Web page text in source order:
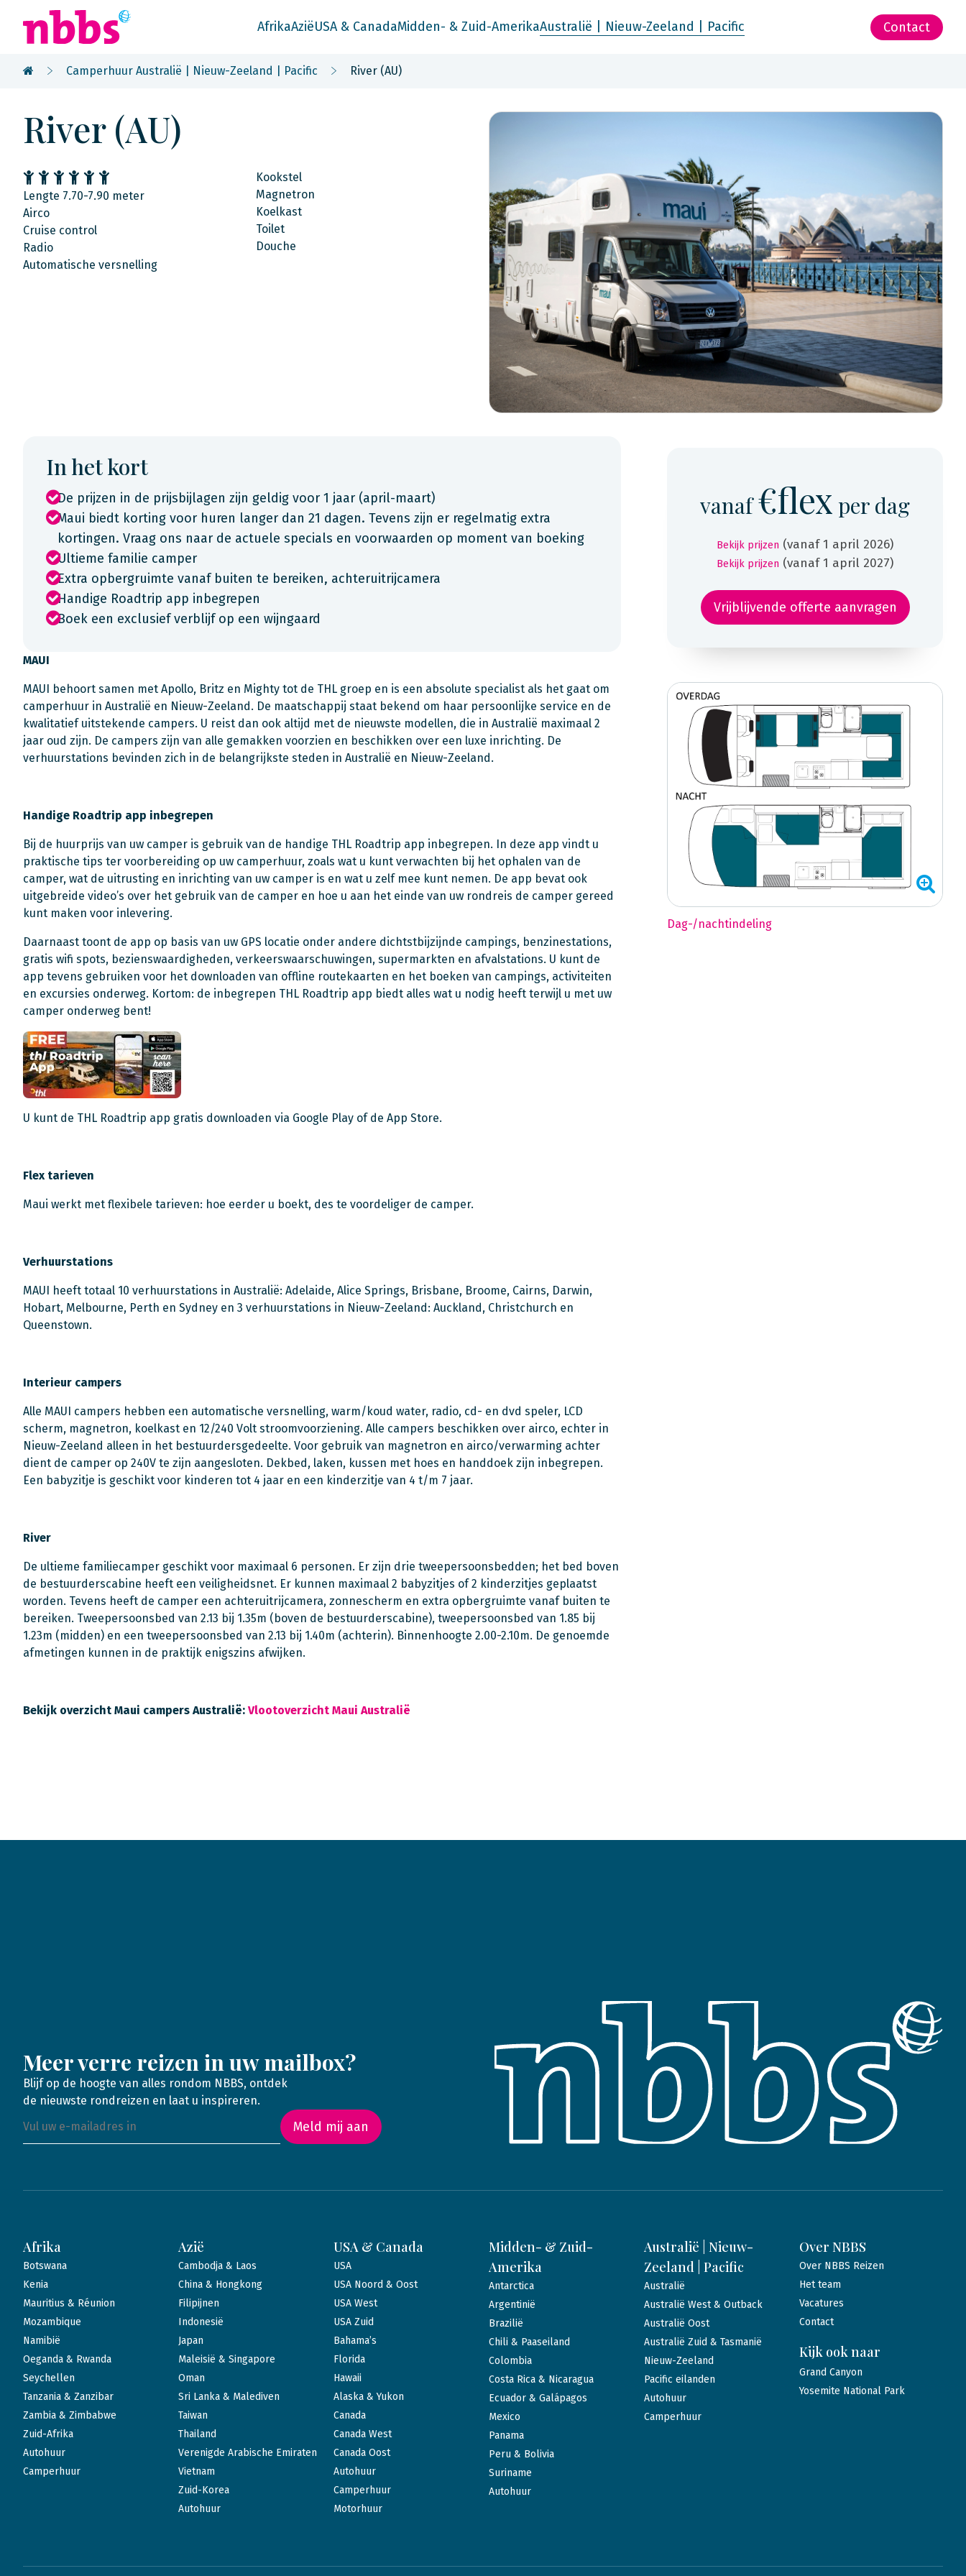
AfrikaAziëUSA & CanadaMidden- & Zuid-AmerikaAustralië | Nieuw-Zeeland | Pacific Contact
Camperhuur Australië | Nieuw-Zeeland | Pacific River (AU)
River (AU)
Lengte 7.70-7.90 meter
Airco
Cruise control
Radio
Automatische versnelling
Kookstel
Magnetron
Koelkast
Toilet
Douche
In het kort
De prijzen in de prijsbijlagen zijn geldig voor 1 jaar (april-maart)
Maui biedt korting voor huren langer dan 21 dagen. Tevens zijn er regelmatig extra
kortingen. Vraag ons naar de actuele specials en voorwaarden op moment van boeking
Ultieme familie camper
Extra opbergruimte vanaf buiten te bereiken, achteruitrijcamera
Handige Roadtrip app inbegrepen
Boek een exclusief verblijf op een wijngaard
MAUI
MAUI behoort samen met Apollo, Britz en Mighty tot de THL groep en is een absolute specialist als het gaat om
camperhuur in Australië en Nieuw-Zeeland. De maatschappij staat bekend om haar persoonlijke service en de
kwalitatief uitstekende campers. U reist dan ook altijd met de nieuwste modellen, die in Australië maximaal 2
jaar oud zijn. De campers zijn van alle gemakken voorzien en beschikken over een luxe inrichting. De
verhuurstations bevinden zich in de belangrijkste steden in Australië en Nieuw-Zeeland.
Handige Roadtrip app inbegrepen
Bij de huurprijs van uw camper is gebruik van de handige THL Roadtrip app inbegrepen. In deze app vindt u
praktische tips ter voorbereiding op uw camperhuur, zoals wat u kunt verwachten bij het ophalen van de
camper, wat de uitrusting en inrichting van uw camper is en wat u zelf mee kunt nemen. De app bevat ook
uitgebreide video’s over het gebruik van de camper en hoe u aan het einde van uw rondreis de camper gereed
kunt maken voor inlevering.
Daarnaast toont de app op basis van uw GPS locatie onder andere dichtstbijzijnde campings, benzinestations,
gratis wifi spots, bezienswaardigheden, verkeerswaarschuwingen, supermarkten en afvalstations. U kunt de
app tevens gebruiken voor het downloaden van offline routekaarten en het boeken van campings, activiteiten
en excursies onderweg. Kortom: de inbegrepen THL Roadtrip app biedt alles wat u nodig heeft terwijl u met uw
camper onderweg bent!
U kunt de THL Roadtrip app gratis downloaden via Google Play of de App Store.
Flex tarieven
Maui werkt met flexibele tarieven: hoe eerder u boekt, des te voordeliger de camper.
Verhuurstations
MAUI heeft totaal 10 verhuurstations in Australië: Adelaide, Alice Springs, Brisbane, Broome, Cairns, Darwin,
Hobart, Melbourne, Perth en Sydney en 3 verhuurstations in Nieuw-Zeeland: Auckland, Christchurch en
Queenstown.
Interieur campers
Alle MAUI campers hebben een automatische versnelling, warm/koud water, radio, cd- en dvd speler, LCD
scherm, magnetron, koelkast en 12/240 Volt stroomvoorziening. Alle campers beschikken over airco, echter in
Nieuw-Zeeland alleen in het bestuurdersgedeelte. Voor gebruik van magnetron en airco/verwarming achter
dient de camper op 240V te zijn aangesloten. Dekbed, laken, kussen met hoes en handdoek zijn inbegrepen.
Een babyzitje is geschikt voor kinderen tot 4 jaar en een kinderzitje van 4 t/m 7 jaar.
River
De ultieme familiecamper geschikt voor maximaal 6 personen. Er zijn drie tweepersoonsbedden; het bed boven
de bestuurderscabine heeft een veiligheidsnet. Er kunnen maximaal 2 babyzitjes of 2 kinderzitjes geplaatst
worden. Tevens heeft de camper een achteruitrijcamera, zonnescherm en extra opbergruimte vanaf buiten te
bereiken. Tweepersoonsbed van 2.13 bij 1.35m (boven de bestuurderscabine), tweepersoonsbed van 1.85 bij
1.23m (midden) en een tweepersoonsbed van 2.13 bij 1.40m (achterin). Binnenhoogte 2.00-2.10m. De genoemde
afmetingen kunnen in de praktijk enigszins afwijken.
Bekijk overzicht Maui campers Australië: Vlootoverzicht Maui Australië
vanaf€flex per dag
Bekijk prijzen (vanaf 1 april 2026)
Bekijk prijzen (vanaf 1 april 2027)
Vrijblijvende offerte aanvragen
Dag-/nachtindeling
Meer verre reizen in uw mailbox?
Blijf op de hoogte van alles rondom NBBS, ontdek
de nieuwste rondreizen en laat u inspireren.
Meld mij aan
Afrika
Botswana
Kenia
Mauritius & Réunion
Mozambique
Namibië
Oeganda & Rwanda
Seychellen
Tanzania & Zanzibar
Zambia & Zimbabwe
Zuid-Afrika
Autohuur
Camperhuur
Azië
Cambodja & Laos
China & Hongkong
Filipijnen
Indonesië
Japan
Maleisië & Singapore
Oman
Sri Lanka & Malediven
Taiwan
Thailand
Verenigde Arabische Emiraten
Vietnam
Zuid-Korea
Autohuur
USA & Canada
USA
USA Noord & Oost
USA West
USA Zuid
Bahama’s
Florida
Hawaii
Alaska & Yukon
Canada
Canada West
Canada Oost
Autohuur
Camperhuur
Motorhuur
Midden- & Zuid-
Amerika
Antarctica
Argentinië
Brazilië
Chili & Paaseiland
Colombia
Costa Rica & Nicaragua
Ecuador & Galápagos
Mexico
Panama
Peru & Bolivia
Suriname
Autohuur
Australië | Nieuw-
Zeeland | Pacific
Australië
Australië West & Outback
Australië Oost
Australië Zuid & Tasmanië
Nieuw-Zeeland
Pacific eilanden
Autohuur
Camperhuur
Over NBBS
Over NBBS Reizen
Het team
Vacatures
Contact
Kijk ook naar
Grand Canyon
Yosemite National Park